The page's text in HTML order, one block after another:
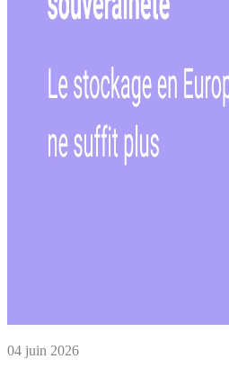
04 juin 2026